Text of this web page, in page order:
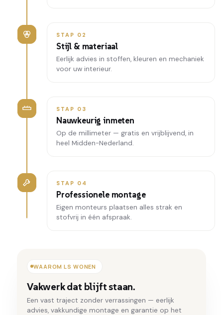
STAP 02
Stijl & materiaal
Eerlijk advies in stoffen, kleuren en mechaniek
voor uw interieur.
STAP 03
Nauwkeurig inmeten
Op de millimeter — gratis en vrijblijvend, in
heel Midden-Nederland.
STAP 04
Professionele montage
Eigen monteurs plaatsen alles strak en
stofvrij in één afspraak.
WAAROM LS WONEN
Vakwerk dat blijft staan.
Een vast traject zonder verrassingen — eerlijk
advies, vakkundige montage en garantie op het